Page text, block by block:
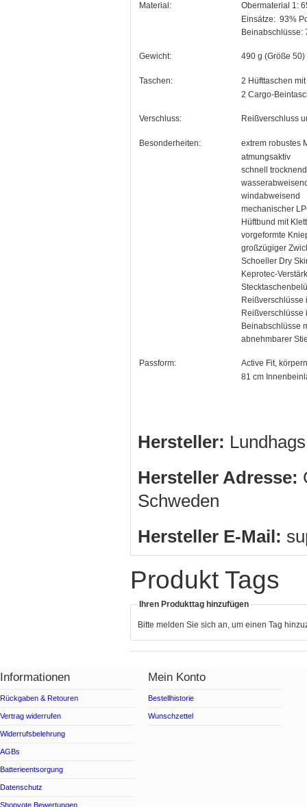
Material:
Obermaterial 1:
Einsätze: 93%
Beinabschlüsse:
Gewicht: 490 g (Größe 50)
Taschen:
2 Hüfttaschen
2 Cargo-
Verschluss: Reißverschluss
Besonderheiten:
extrem robustes
atmungsaktiv
schnell trocknend
windabweisend
mechanischer
Hüftbund mit
vorgeformte
großzügiger
Schoeller Dry
Keprotec-
Reißverschlüsse
Reißverschlüsse
Beinabschlüsse
abnehmbarer
Passform:
Active Fit,
81 cm
Hersteller:
Hersteller Adresse:
Schweden
Hersteller E-Mail:
Produkt Tags
Ihren Produkttag hinzufügen
Bitte melden Sie sich an, um einen Tag
Informationen
Rückgaben & Retouren
Vertrag widerrufen
Widerrufsbelehrung
AGBs
Batterieentsorgung
Datenschutz
Shopvote Bewertungen
Mein Konto
Bestellhistorie
Wunschzettel